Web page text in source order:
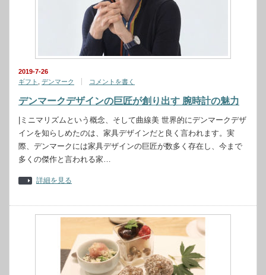
2019-7-26
ギフト
デンマーク コメントを書く
デンマークデザインの巨匠が創り出す 腕時計の魅力
|ミニマリズムという概念、そして曲線美 世界的にデンマークデザ
インを知らしめたのは、家具デザインだと良く言われます。実
際、デンマークには家具デザインの巨匠が数多く存在し、今まで
多くの傑作と言われる家…
詳細を見る